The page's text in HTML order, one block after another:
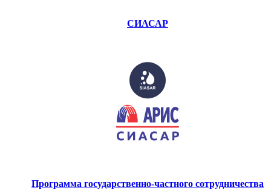
СИАСАР
Программа государственно-частного сотрудничества